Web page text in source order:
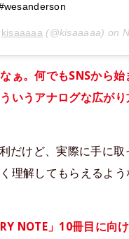
kisaaaaa (@kisaaaaa) on
。何でもSNSから始
いうアナログな広がり
だけど、実際に手に取
理解してもらえるよ
NOTE」10冊目に向